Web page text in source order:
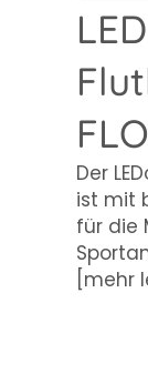
Der
ist mit
für die
[mehr